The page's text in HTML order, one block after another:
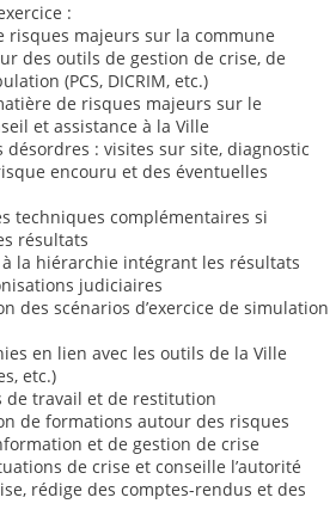
:
risques majeurs sur la commune
des outils de gestion de crise, de
(PCS, DICRIM, etc.)
de risques majeurs sur le
et assistance à la Ville
désordres : visites sur site, diagnostic
encouru et des éventuelles
techniques complémentaires si
résultats
la hiérarchie intégrant les résultats
judiciaires
des scénarios d’exercice de simulation
en lien avec les outils de la Ville
etc.)
de travail et de restitution
de formations autour des risques
et de gestion de crise
de crise et conseille l’autorité
rédige des comptes-rendus et des